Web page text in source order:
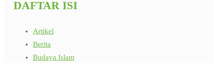
DAFTAR ISI
Artikel
Berita
Budaya Islam